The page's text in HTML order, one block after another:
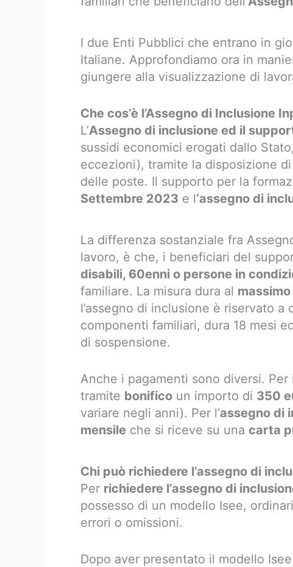
I due Enti Pubblici che entrano in
Italiane. Approfondiamo ora in
giungere alla visualizzazione di
Che cos’è l’Assegno di Inclusione
L’Assegno di inclusione ed il
sussidi economici erogati dallo Stato,
eccezioni), tramite la disposizione
delle poste. Il supporto per la
Settembre 2023 e l‘assegno di
La differenza sostanziale fra
lavoro, è che, i beneficiari del
disabili, 60enni o persone in
familiare. La misura dura al
l’assegno di inclusione è riservato
componenti familiari, dura 18 mesi
di sospensione.
Anche i pagamenti sono diversi. Per
tramite bonifico un importo di 350
variare negli anni). Per l’assegno di
mensile che si riceve su una carta
Chi può richiedere l’assegno di
Per richiedere l’assegno di
possesso di un modello Isee,
errori o omissioni.
Dopo aver presentato il modello